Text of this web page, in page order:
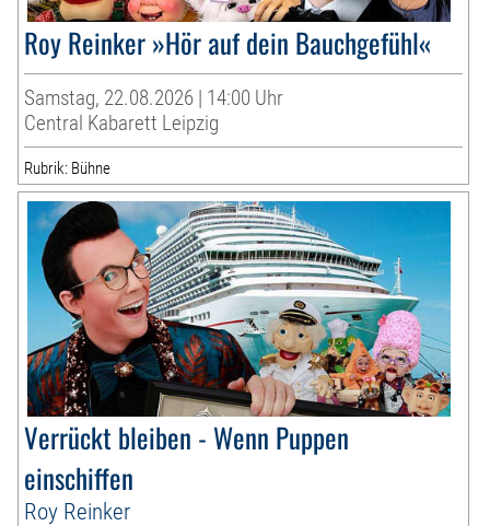
Roy Reinker »Hör auf dein Bauchgefühl«
Samstag, 22.08.2026 | 14:00 Uhr
Central Kabarett Leipzig
Rubrik: Bühne
Verrückt bleiben - Wenn Puppen
einschiffen
Roy Reinker